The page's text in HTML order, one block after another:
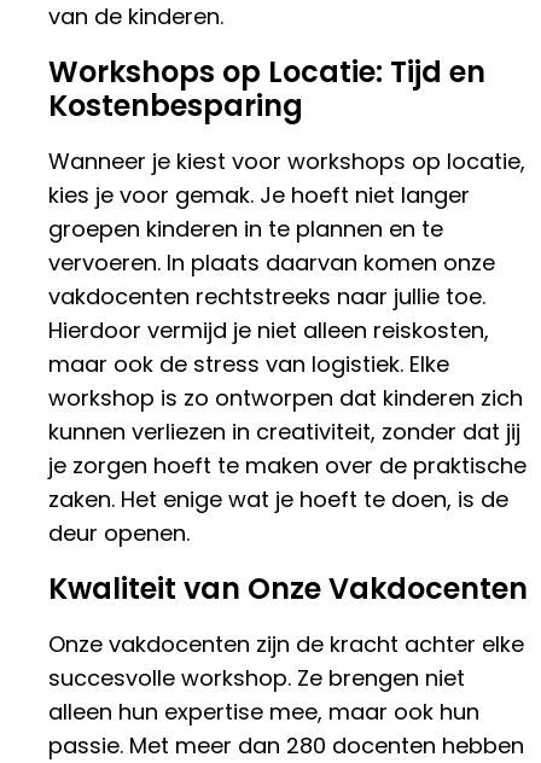
van de kinderen.
Workshops op Locatie: Tijd en
Kostenbesparing
Wanneer je kiest voor workshops op locatie,
kies je voor gemak. Je hoeft niet langer
groepen kinderen in te plannen en te
vervoeren. In plaats daarvan komen onze
vakdocenten rechtstreeks naar jullie toe.
Hierdoor vermijd je niet alleen reiskosten,
maar ook de stress van logistiek. Elke
workshop is zo ontworpen dat kinderen zich
kunnen verliezen in creativiteit, zonder dat jij
je zorgen hoeft te maken over de praktische
zaken. Het enige wat je hoeft te doen, is de
deur openen.
Kwaliteit van Onze Vakdocenten
Onze vakdocenten zijn de kracht achter elke
succesvolle workshop. Ze brengen niet
alleen hun expertise mee, maar ook hun
passie. Met meer dan 280 docenten hebben